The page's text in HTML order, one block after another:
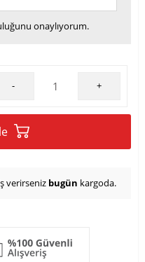
onaylıyorum.
- +
verirseniz bugün kargoda.